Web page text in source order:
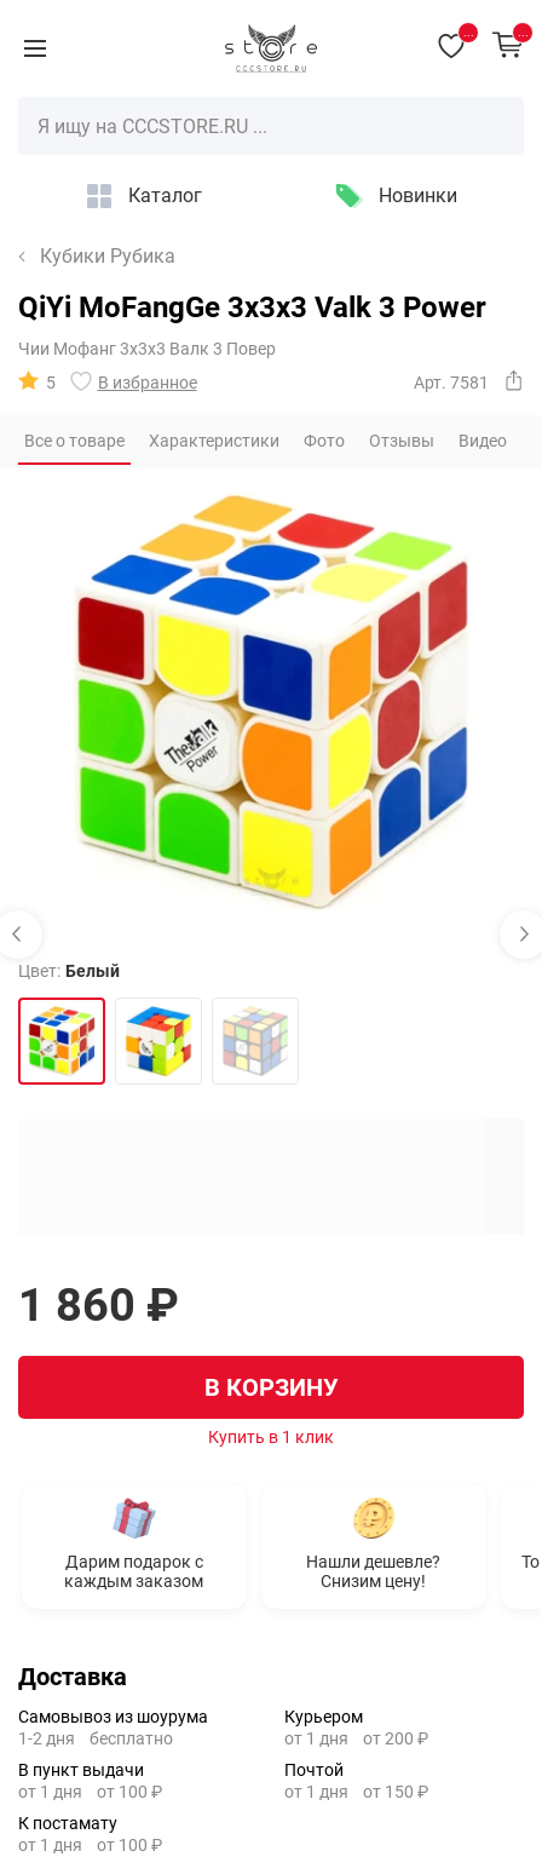
Каталог Новинки
Кубики Рубика
QiYi MoFangGe 3x3x3 Valk 3 Power
Чии Мофанг 3х3х3 Валк 3 Повер
5
В избранное Арт. 7581
Все о товаре Характеристики Фото Отзывы Видео
Цвет: Белый
1 860 ₽
В КОРЗИНУ
Купить в 1 клик
Дарим подарок с
каждым заказом
Нашли дешевле?
Снизим цену!
Доставка
Самовывоз из шоурума
1-2 дня
бесплатно
Курьером
от 1 дня
от 200 ₽
В пункт выдачи
от 1 дня
от 100 ₽
Почтой
от 1 дня
от 150 ₽
К постамату
от 1 дня
от 100 ₽